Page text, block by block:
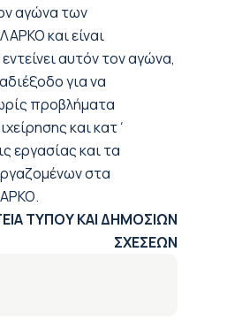
αγώνα των
και είναι
αυτόν τον αγώνα,
για να
προβλήματα
και κατ΄
εργασίας και τα
στα
ΤΥΠΟΥ ΚΑΙ ΔΗΜΟΣΙΩΝ
ΣΧΕΣΕΩΝ